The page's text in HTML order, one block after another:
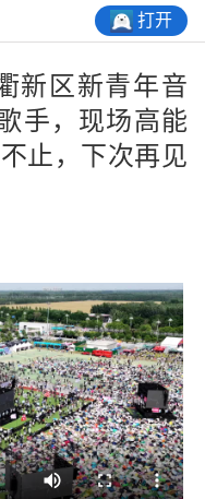
打开
新区新青年音
手，现场高能
止，下次再见